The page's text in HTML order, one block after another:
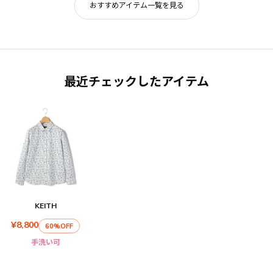
おすすめアイテム一覧を見る
最近チェックしたアイテム
KEITH
¥8,800 60%OFF
手洗い可